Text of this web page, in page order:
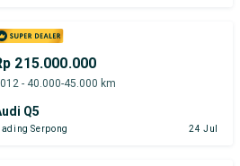
215.000.000
- 40.000-45.000 km
Q5
Serpong 24 Jul